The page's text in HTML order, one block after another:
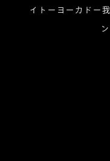
イトーヨーカドー